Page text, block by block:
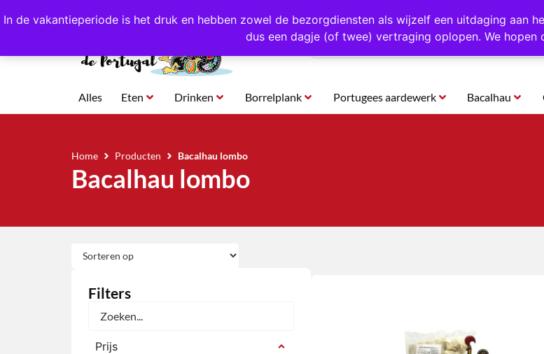
In de vakantieperiode is het druk en hebben zowel de bezorgdiensten als wijzelf een uitdaging aan
dus een dagje (of twee) vertraging oplopen. We hopen
4,8/5,0 sterren beoordeeld! Eigen import uit Portugal Altijd 1000 verschillende producten op
Alles Eten Drinken Borrelplank Portugees aardewerk Bacalhau
Home Producten Bacalhau lombo
Bacalhau lombo
Filters
Prijs